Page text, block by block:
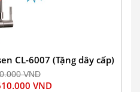
CL-6007 (Tặng dây cấp)
VND
VND